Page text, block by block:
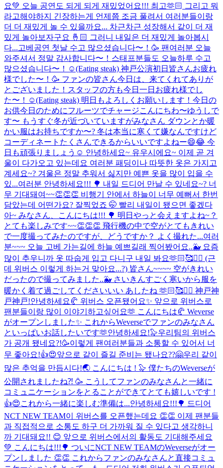
요💚 오늘 공연도 되게 되게 재밌었어요!!! 최고🫶🏻 그리고 뭐
라고해야하지 긴장하는게 언제쯤 조금 풀려서 여러분들이랑
더 더 재밌게 놀 수 있을까요... 차근차근 성장해서 같이 더 재
밌게 놀아보자구요 🤞🏻 그러니 내일은 더 재밌게 놀아봅시
다...고베공연 첫날 수고 많으셨습니다〜！🥳 팬여러분 오늘
와주셔서 정말 감사합니다〜！스태프분들도 오늘하루 수고
많으셨습니다〜！☺️(Eating steak) 神戸公演初日皆さんお疲れ
様でした〜！🥳 ファンの皆さん今日は、来てくれてありが
とございました！スタッフの方も今日一日お疲れ様でし
た〜！☺(Eating steak) 明日もよろしくお願いします！ 今日の
お供今日のためにフルーツでチャージこんにちわ〜ゆうしで
す〜 もうすぐ冬が近づいていますがみなさん ダウンとか暖
かい服はお持ちですか〜? 冬は本当に寒くて嫌なんですけど
コーディネートたくさんできるからいいですよねー😄😂 今
日も頑張りましょう☺️ 안녕하세요~ 유우시에요~ 이제 곧 겨
울이 다가오고 있는데요 여러분 패딩이나 따뜻한 옷은 가지고
계세요~? 겨울은 정말 추워서 싫지만 예쁜 옷을 많이 입을 수
있...여러분 안녕하세요!!! 🌳 내일 드디어 만날 수 있네요~? 너
무 기대돼여~~👏👏👏 비행기 안에서 하늘이 너무 예뻐서 한번
담았는데 어떤가요? 잘찍었죠 🤭 빨리 내일이 됐으면 좋겠다
아~ みなさん、こんにちは!!! 🌳 明日やっと会えますよね~？
とても楽しみです~~👏👏👏 飛行機の中で空がとてもきれい
で一度撮ってみたのですが、どうですか？ よく撮れた...여러
분~~~ 오늘 고베 가는길에 하늘 예쁘길래 찍어봤어요..🐳 요즘
많이 추우니까 옷 따숩게 입고 다니구 내일 봐요🫶🏻🥰✌🏻 (근
데 위버스 이렇게 하는거 맞아요...?) 皆さん~~~~ 空がきれい
だったので撮ってみました..🐳 さいきんすごく寒いから服を
暖かく着て過ごしてくださいいい あしたね 🫶🏻🥰✌🏻 神戸神
戸神戸!안녕하세요🥐 위버스 오픈됐어요✨ 앞으로 위버스로
팬분들이랑 많이 이야기하고싶어요🫶 こんにちは🥐 Weverse
がオープンしました✨ これからWeverseでファンのみなさん
といっぱいお話したいです🫶안녕하세요!🦭우리팀의 위버스
가 공개 됐네요?!🥳이렇게 팬여러분들과 소통할 수 있어서 너
무 좋아요!👍😍앞으로 같이 즐길 준비는 됐나요??🤗우리 같이
많은 추억을 만듭시다!🌏 こんにちは ! 🦭 僕たちのWeverseが
公開されましたね⁈ 🥳 こうしてファンのみなさんと一緒に
コミュニケーションをとることができてとても嬉しいです !
👍😍これから一緒に楽しむ準備は...안녕하세요!!!🌳 드디어
NCT NEW TEAM이 위버스를 오픈했는데요 👏👏 이제 팬분들
과 직접적으로 소통도 하구 더 가까워 질 수 있다고 생각하니
까 기대돼요!! 😊 앞으로 위버스에서의 활동도 기대해주세요
💚 こんにちは!!!🌳 ついにNCT NEW TEAMのWeverseがオー
プンしました 👏👏 これからファンのみなさんと直接コミュ